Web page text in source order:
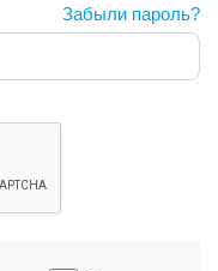
Забыли пароль?